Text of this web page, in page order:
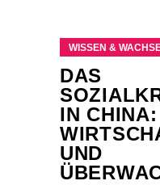
WISSEN &
DAS
IN
UND